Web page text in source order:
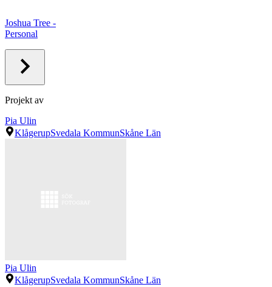
Joshua Tree -
Personal
Projekt av
Pia Ulin
KlågerupSvedala KommunSkåne Län
Pia Ulin
KlågerupSvedala KommunSkåne Län